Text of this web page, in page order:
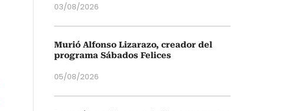
03/08/2026
Murió Alfonso Lizarazo, creador del
programa Sábados Felices
05/08/2026